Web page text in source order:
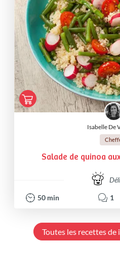
Isabelle De
Salade de quinoa
50 min 1
Toutes les recettes de